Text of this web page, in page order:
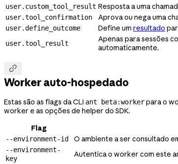
user.custom_tool_result Resposta a uma
user.tool_confirmation Aprova ou nega uma
user.define_outcome Define um resultado
user.tool_result Apenas para sessões
automaticamente.

Worker auto-hospedado
Estas são as flags da CLI ant beta:workerpara o
worker e as opções de helper do SDK.
Flag
--environment-id O ambiente a ser consultado
--environment-
key
Autentica o worker com este